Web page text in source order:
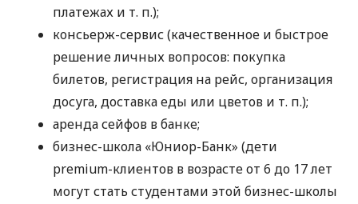
платежах и т. п.);
консьерж-сервис (качественное и быстрое
решение личных вопросов: покупка
билетов, регистрация на рейс, организация
досуга, доставка еды или цветов и т. п.);
аренда сейфов в банке;
бизнес-школа «Юниор-Банк» (дети
premium-клиентов в возрасте от 6 до 17 лет
могут стать студентами этой бизнес-школы